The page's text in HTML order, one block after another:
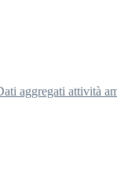
aggregati attività